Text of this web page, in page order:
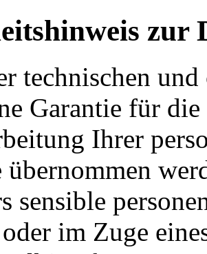
zur
technischen
Garantie für
Ihrer
übernommen
sensible
im Zuge